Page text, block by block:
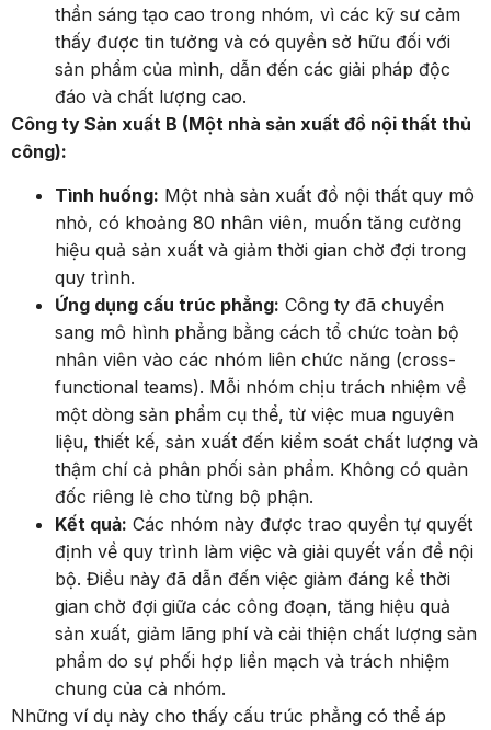
thần sáng tạo cao trong nhóm, vì các kỹ sư cảm
thấy được tin tưởng và có quyền sở hữu đối với
sản phẩm của mình, dẫn đến các giải pháp độc
đáo và chất lượng cao.
Công ty Sản xuất B (Một nhà sản xuất đồ nội thất thủ
công):
Tình huống: Một nhà sản xuất đồ nội thất quy mô
nhỏ, có khoảng 80 nhân viên, muốn tăng cường
hiệu quả sản xuất và giảm thời gian chờ đợi trong
quy trình.
Ứng dụng cấu trúc phẳng: Công ty đã chuyển
sang mô hình phẳng bằng cách tổ chức toàn bộ
nhân viên vào các nhóm liên chức năng (cross-
functional teams). Mỗi nhóm chịu trách nhiệm về
một dòng sản phẩm cụ thể, từ việc mua nguyên
liệu, thiết kế, sản xuất đến kiểm soát chất lượng và
thậm chí cả phân phối sản phẩm. Không có quản
đốc riêng lẻ cho từng bộ phận.
Kết quả: Các nhóm này được trao quyền tự quyết
định về quy trình làm việc và giải quyết vấn đề nội
bộ. Điều này đã dẫn đến việc giảm đáng kể thời
gian chờ đợi giữa các công đoạn, tăng hiệu quả
sản xuất, giảm lãng phí và cải thiện chất lượng sản
phẩm do sự phối hợp liền mạch và trách nhiệm
chung của cả nhóm.
Những ví dụ này cho thấy cấu trúc phẳng có thể áp